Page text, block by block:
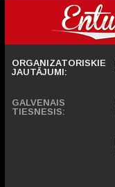
ORGANIZATORISKIE
JAUTĀJUMI:
GALVENAIS
TIESNESIS: